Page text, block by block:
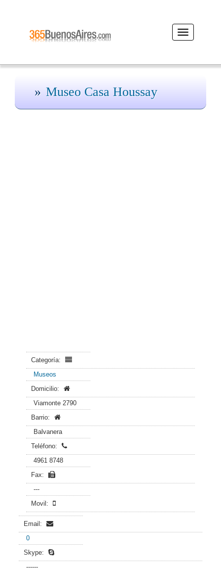
Desplegar
navegación
Museo Casa Houssay
Categoría:
Museos
Domicilio:
Viamonte 2790
Barrio:
Balvanera
Teléfono:
4961 8748
Fax:
---
Movil:
Email:
0
Skype:
------